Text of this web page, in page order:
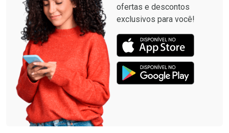
ofertas e descontos
exclusivos para você!